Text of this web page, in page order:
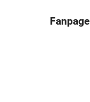
Fanpage